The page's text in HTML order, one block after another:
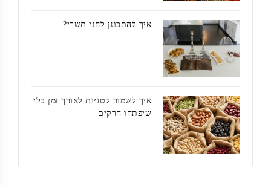
איך להתכונן לחגי תשרי?
איך לשמור קטניות לאורך זמן בלי
שיפתחו חרקים